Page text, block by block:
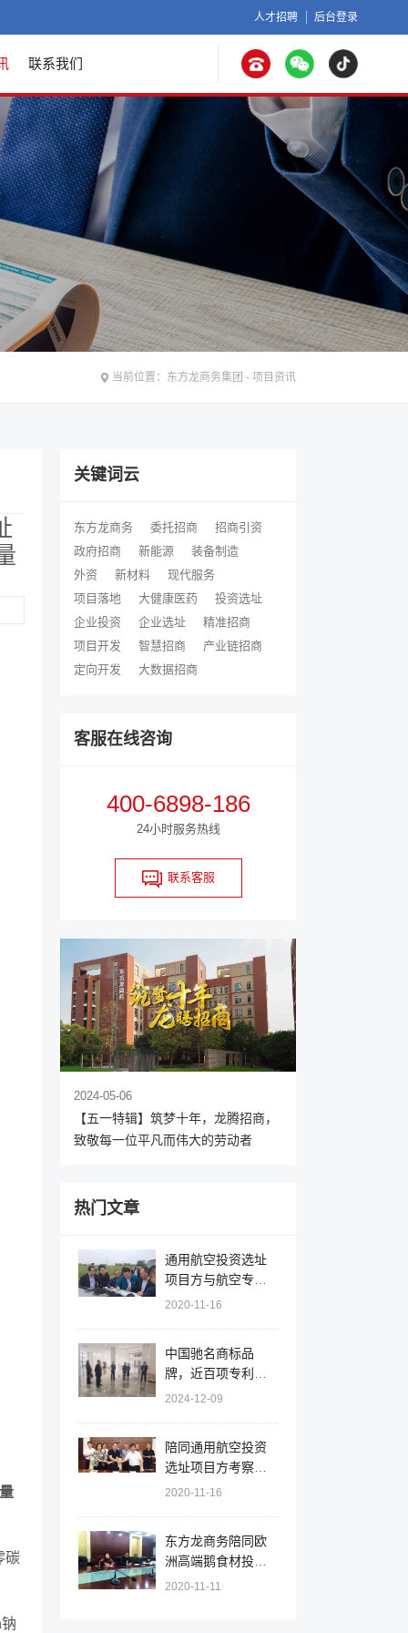
人才招聘 后台登录
联系我们
当前位置： 东方龙商务集团 -项目资讯
碳
关键词云
东方龙商务 委托招商
招商引资
政府招商
新能源
装备制造
外资
新材料
现代服务
项目落地
大健康医药
投资选址
企业投资
企业选址
精准招商
项目开发
智慧招商
产业链招商
定向开发
大数据招商
客服在线咨询
400-6898-186
24小时服务热线
联系客服
2024-05-06
【五一特辑】筑梦十年，龙腾招商，
致敬每一位平凡而伟大的劳动者
热门文章
通用航空投资选址
项目方与航空专家
组赴安徽天长调研
2020-11-16
中国驰名商标品
牌，近百项专利！
辽宁大连北黄海经
源综合利用投资选
址项目
2024-12-09
陪同通用航空投资
选址项目方考察安
徽天长市，签订百
2020-11-16
东方龙商务陪同欧
洲高端鹅食材投资
选址项目方考察江
2020-11-11